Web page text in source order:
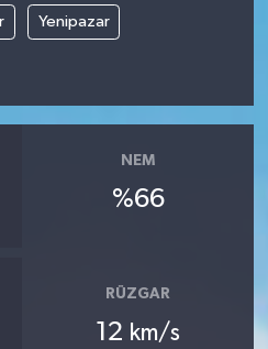
Yenipazar
NEM
%66
RÜZGAR
12 km/s